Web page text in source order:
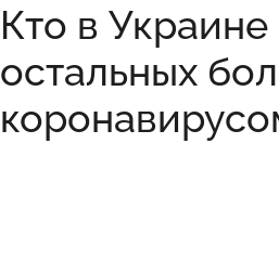
Кто в
остальных